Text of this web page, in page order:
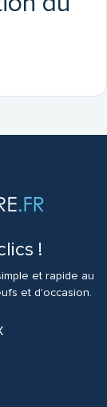
!
et rapide au
et d'occasion.